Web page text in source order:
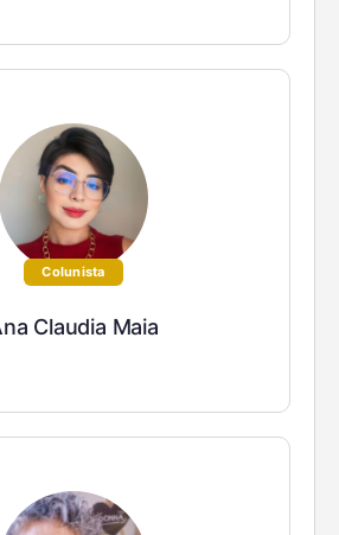
Colunista
Claudia Maia